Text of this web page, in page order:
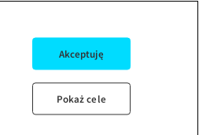
ŁAPU CAPU
Łapu Capu 2022
Akceptuję
Pokaż cele